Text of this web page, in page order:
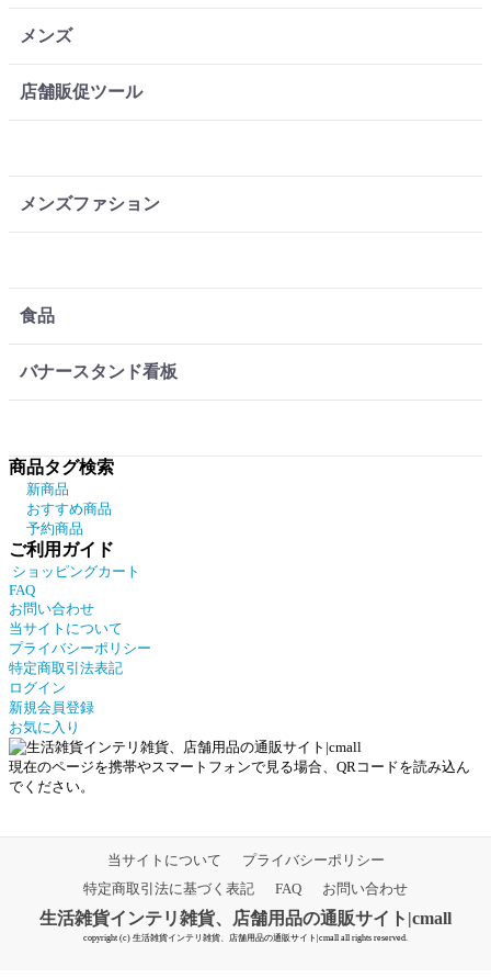
メンズ
店舗販促ツール
メンズファション
食品
バナースタンド看板
商品タグ検索
新商品
おすすめ商品
予約商品
ご利用ガイド
ショッピングカート
FAQ
お問い合わせ
当サイトについて
プライバシーポリシー
特定商取引法表記
ログイン
新規会員登録
お気に入り
現在のページを携帯やスマートフォンで見る場合、QRコードを読み込ん
でください。
当サイトについて
プライバシーポリシー
特定商取引法に基づく表記
FAQ お問い合わせ
生活雑貨インテリ雑貨、店舗用品の通販サイト|cmall
copyright (c) 生活雑貨インテリ雑貨、店舗用品の通販サイト|cmall all rights reserved.